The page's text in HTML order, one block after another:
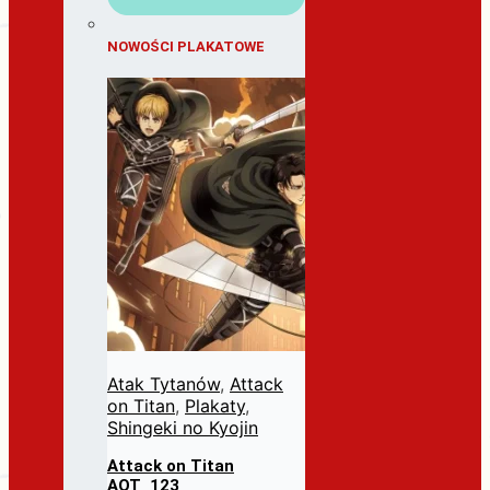
NOWOŚCI PLAKATOWE
Atak Tytanów, Attack
on Titan, Plakaty,
Shingeki no Kyojin
Attack on Titan
AOT_123